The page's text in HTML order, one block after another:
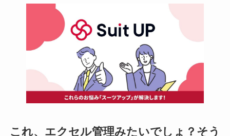
これ、エクセル管理みたいでしょ？そう